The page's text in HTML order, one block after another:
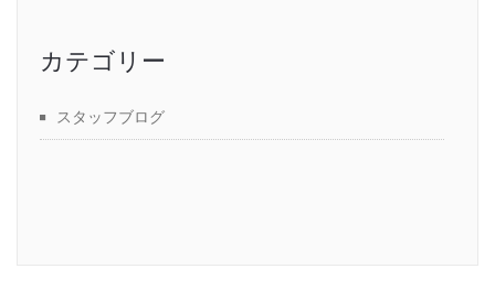
カテゴリー
スタッフブログ